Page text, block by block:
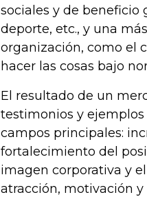
sociales y de beneficio
deporte, etc., y una
organización, como el
hacer las cosas bajo
El resultado de un
testimonios y
campos principales:
fortalecimiento del
imagen corporativa y
atracción, motivación